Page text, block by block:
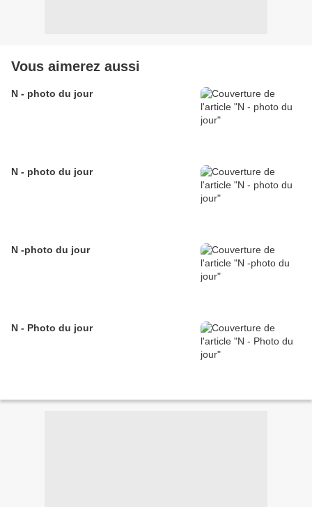
Vous aimerez aussi
N - photo du jour
N - photo du jour
N -photo du jour
N - Photo du jour